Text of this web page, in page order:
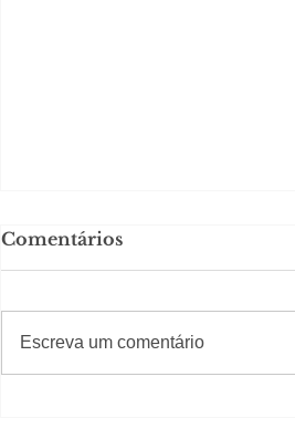
Comentários
Escreva um comentário
#Sugestões